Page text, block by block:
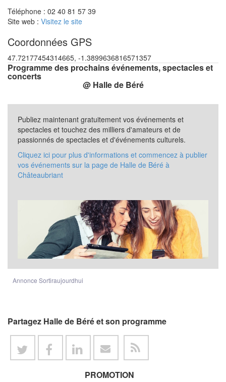
Téléphone : 02 40 81 57 39
Site web : Visitez le site
Coordonnées GPS
47.72177454314665, -1.3899636816571357
Programme des prochains événements, spectacles et
concerts
@ Halle de Béré
Publiez maintenant gratuitement vos événements et
spectacles et touchez des milliers d'amateurs et de
passionnés de spectacles et d'événements culturels.
Cliquez ici pour plus d'informations et commencez à publier
vos événements sur la page de Halle de Béré à
Châteaubriant
Annonce Sortiraujourdhui
Partagez Halle de Béré et son programme
PROMOTION